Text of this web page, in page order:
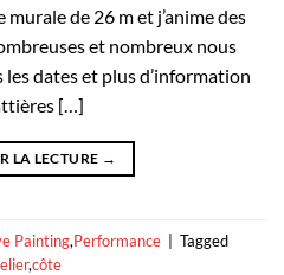
murale de 26 m et j’anime des
et nombreux nous
dates et plus d’information
[…]
LA LECTURE →
Painting,Performance | Tagged
,côte